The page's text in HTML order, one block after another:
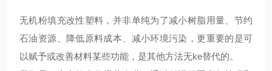
无机粉填充改性塑料，并非单纯为了减小树脂用量、节约
石油资源、降低原料成本、减小环境污染，更重要的是可
以赋予或改善材料某些功能，是其他方法无ke替代的。